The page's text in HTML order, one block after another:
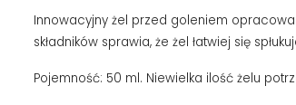
Innowacyjny żel przed goleniem
składników sprawia, że żel łatwiej się
Pojemność: 50 ml. Niewielka ilość żelu